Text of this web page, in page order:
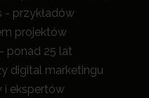
- przykładów
projektów
ponad 25 lat
digital marketingu
i ekspertów